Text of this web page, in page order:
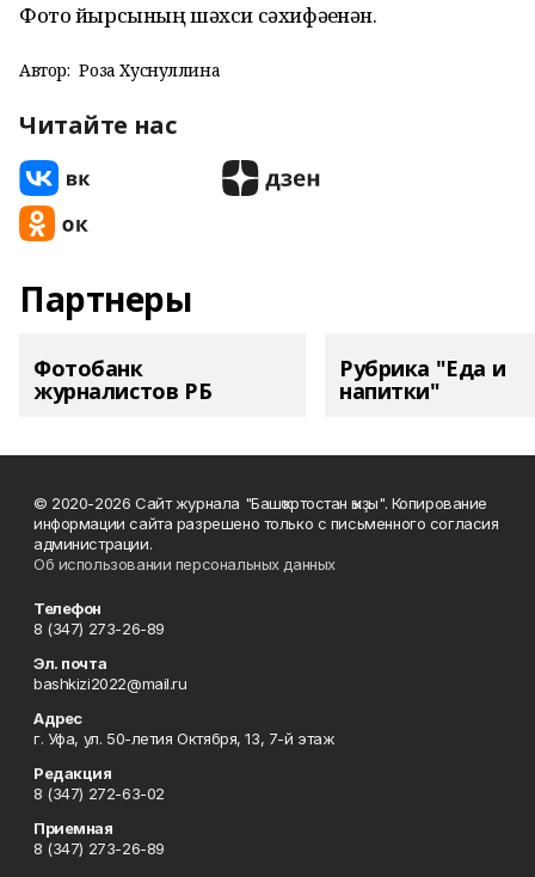
Фото йырсының шәхси сәхифәһенән.
Автор: Роза Хуснуллина
Читайте нас
Партнеры
Фотобанк
журналистов РБ
Рубрика "Еда и
напитки"
© 2020-2026 Сайт журнала "Башҡортостан ҡыҙы". Копирование
информации сайта разрешено только с письменного согласия
администрации.
Об использовании персональных данных
Телефон
8 (347) 273-26-89
Эл. почта
bashkizi2022@mail.ru
Адрес
г. Уфа, ул. 50-летия Октября, 13, 7-й этаж
Редакция
8 (347) 272-63-02
Приемная
8 (347) 273-26-89